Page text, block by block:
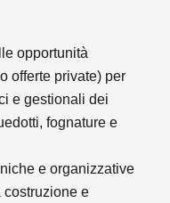
opportunità
offerte private) per
e gestionali dei
fognature e
e organizzative
costruzione e